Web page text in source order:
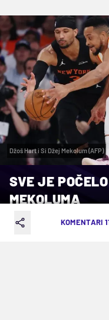
Džoš Hart i Si Džej Mekolum (AFP)
SVE JE
MEKOLUMA
VREME ČITANJA: 3MIN |
KOMENTARI